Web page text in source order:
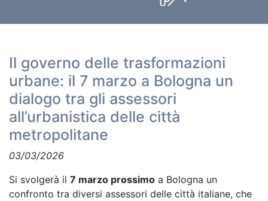
Il governo delle trasformazioni
urbane: il 7 marzo a Bologna un
dialogo tra gli assessori
all’urbanistica delle città
metropolitane
03/03/2026
Si svolgerà il 7 marzo prossimo a Bologna un
confronto tra diversi assessori delle città italiane, che